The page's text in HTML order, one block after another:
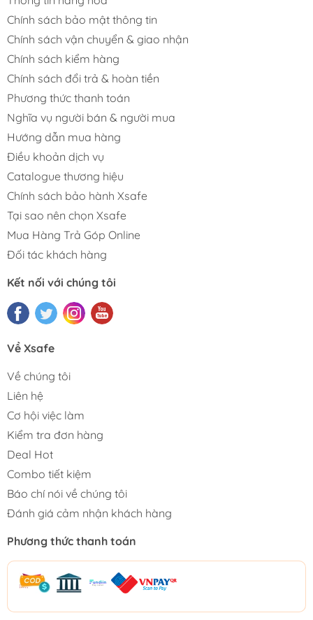
Chính sách bảo mật thông tin
Chính sách vận chuyển & giao nhận
Chính sách kiểm hàng
Chính sách đổi trả & hoàn tiền
Phương thức thanh toán
Nghĩa vụ người bán & người mua
Hướng dẫn mua hàng
Điều khoản dịch vụ
Catalogue thương hiệu
Chính sách bảo hành Xsafe
Tại sao nên chọn Xsafe
Mua Hàng Trả Góp Online
Đối tác khách hàng
Kết nối với chúng tôi
Về Xsafe
Về chúng tôi
Liên hệ
Cơ hội việc làm
Kiểm tra đơn hàng
Deal Hot
Combo tiết kiệm
Báo chí nói về chúng tôi
Đánh giá cảm nhận khách hàng
Phương thức thanh toán